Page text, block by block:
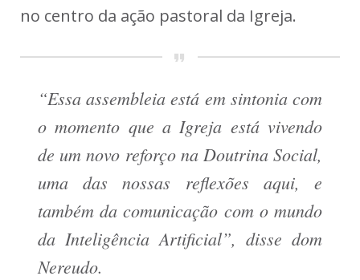
no centro da ação pastoral da Igreja.
“Essa assembleia está em sintonia com
o momento que a Igreja está vivendo
de um novo reforço na Doutrina Social,
uma das nossas reflexões aqui, e
também da comunicação com o mundo
da Inteligência Artificial”, disse dom
Nereudo.